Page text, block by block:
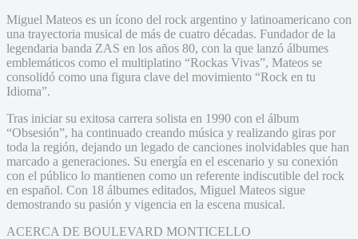
Miguel Mateos es un ícono del rock argentino y latinoamericano con
una trayectoria musical de más de cuatro décadas. Fundador de la
legendaria banda ZAS en los años 80, con la que lanzó álbumes
emblemáticos como el multiplatino “Rockas Vivas”, Mateos se
consolidó como una figura clave del movimiento “Rock en tu
Idioma”.
Tras iniciar su exitosa carrera solista en 1990 con el álbum
“Obsesión”, ha continuado creando música y realizando giras por
toda la región, dejando un legado de canciones inolvidables que han
marcado a generaciones. Su energía en el escenario y su conexión
con el público lo mantienen como un referente indiscutible del rock
en español. Con 18 álbumes editados, Miguel Mateos sigue
demostrando su pasión y vigencia en la escena musical.
ACERCA DE BOULEVARD MONTICELLO